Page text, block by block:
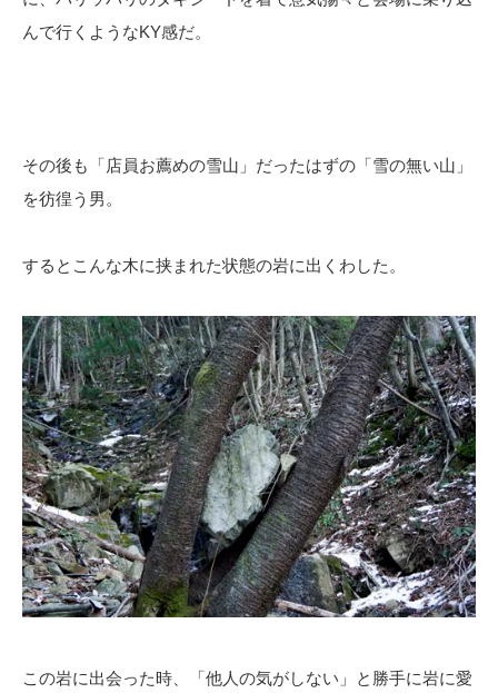
んで行くようなKY感だ。
その後も「店員お薦めの雪山」だったはずの「雪の無い山」
を彷徨う男。
するとこんな木に挟まれた状態の岩に出くわした。
この岩に出会った時、「他人の気がしない」と勝手に岩に愛